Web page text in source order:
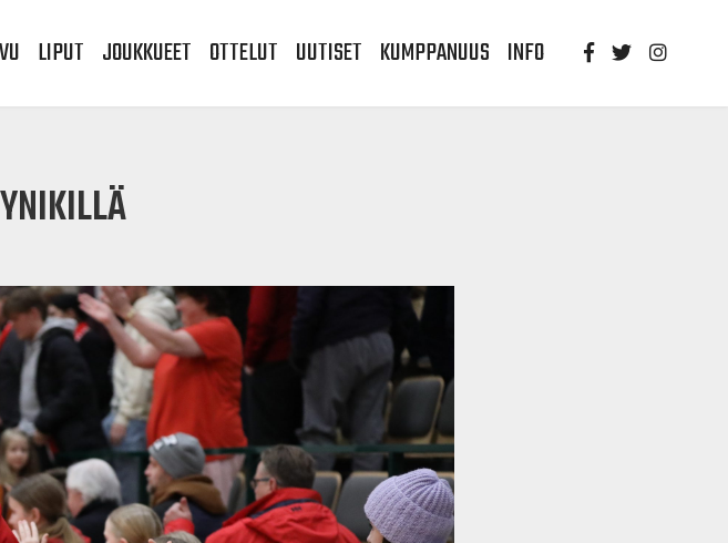
LIPUT JOUKKUEET OTTELUT UUTISET KUMPPANUUS INFO